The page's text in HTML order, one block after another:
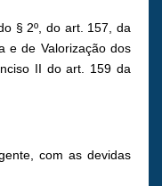
§ 2º, do art. 157, da
e de Valorização dos
II do art. 159 da
com as devidas